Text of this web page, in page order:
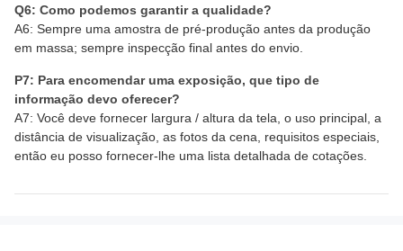
Q6: Como podemos garantir a qualidade?
A6: Sempre uma amostra de pré-produção antes da produção
em massa; sempre inspecção final antes do envio.
P7: Para encomendar uma exposição, que tipo de
informação devo oferecer?
A7: Você deve fornecer largura / altura da tela, o uso principal, a
distância de visualização, as fotos da cena, requisitos especiais,
então eu posso fornecer-lhe uma lista detalhada de cotações.